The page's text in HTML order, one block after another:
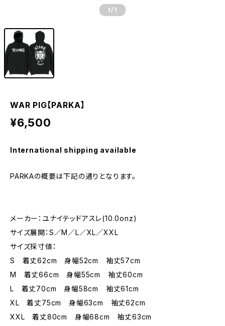
1 /1
WAR PIG【PARKA】
¥6,500
International shipping available
PARKAの概要は下記の通りとなります。
メーカー：ユナイテッドアスレ(10.0onz)
サイズ展開：S／M／L／XL／XXL
サイズ採寸値：
S 着丈62cm 身幅52cm 袖丈57cm
M 着丈66cm 身幅55cm 袖丈60cm
L 着丈70cm 身幅58cm 袖丈61cm
XL 着丈75cm 身幅63cm 袖丈62cm
XXL 着丈80cm 身幅68cm 袖丈63cm